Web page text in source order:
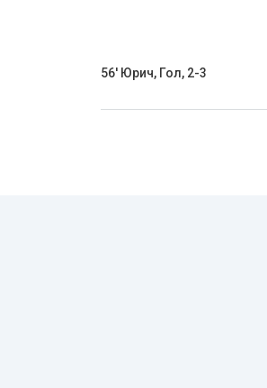
56' Юрич, Гол, 2-3